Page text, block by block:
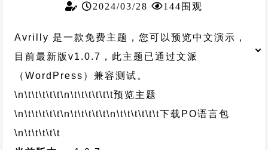
2024/03/28 144围观
Avrilly 是一款免费主题，您可以预览中文演示，
目前最新版v1.0.7，此主题已通过文派
（WordPress）兼容测试。
\n\t\t\t\t\t\n\t\t\t\t\t\t预览主题
\n\t\t\t\t\t\n\t\t\t\t\t\n\t\t\t\t\t\t下载PO语言包
\n\t\t\t\t\t